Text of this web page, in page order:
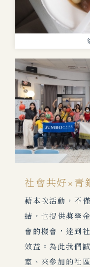
社會共好×青
藉本次活動，不
結，也提供獎學
會的機會，達到
效益。為此我們
室、來參加的社